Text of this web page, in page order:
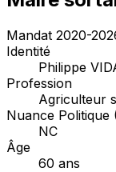
Mandat 2020-
Identité
Philippe
Profession
Agriculteur
Nuance Politique
NC
Âge
60 ans